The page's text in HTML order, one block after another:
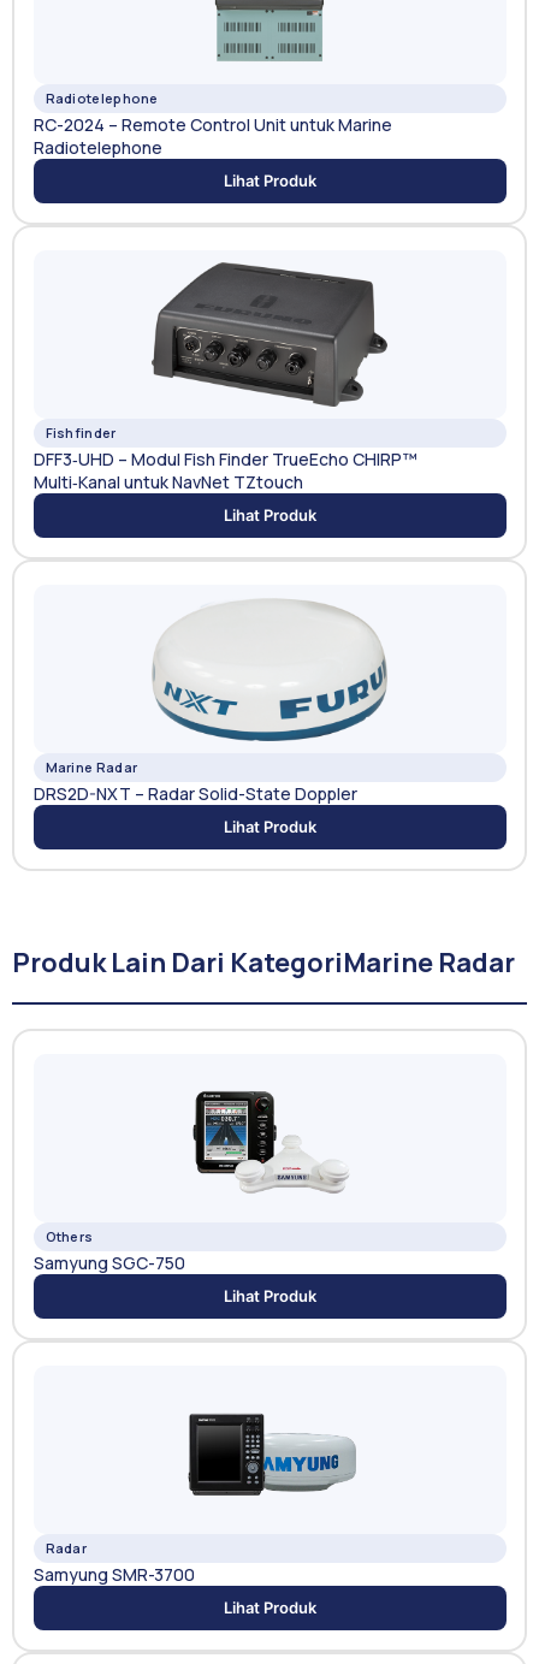
Radiotelephone
RC-2024 – Remote Control Unit untuk Marine
Radiotelephone
Lihat Produk
Fishfinder
DFF3‑UHD – Modul Fish Finder TrueEcho CHIRP™
Multi‑Kanal untuk NavNet TZtouch
Lihat Produk
Marine Radar
DRS2D-NXT – Radar Solid-State Doppler
Lihat Produk
Produk Lain Dari KategoriMarine Radar
Others
Samyung SGC-750
Lihat Produk
Radar
Samyung SMR-3700
Lihat Produk